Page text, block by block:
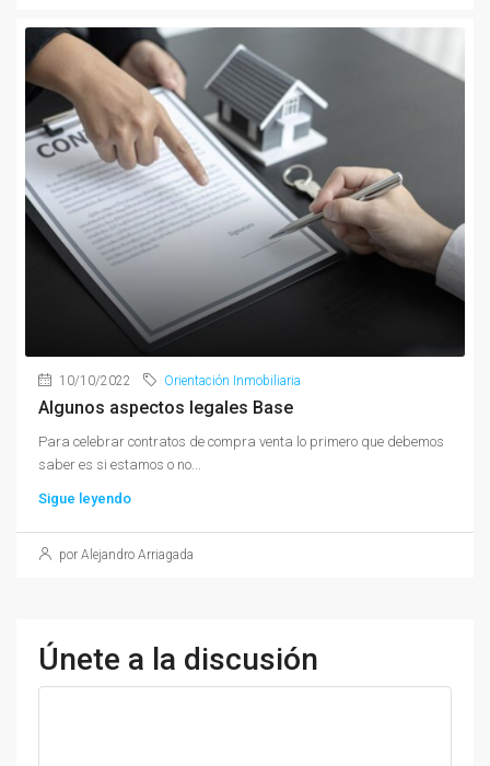
10/10/2022 Orientación Inmobiliaria
Algunos aspectos legales Base
Para celebrar contratos de compra venta lo primero que debemos
saber es si estamos o no...
Sigue leyendo
por Alejandro Arriagada
Únete a la discusión